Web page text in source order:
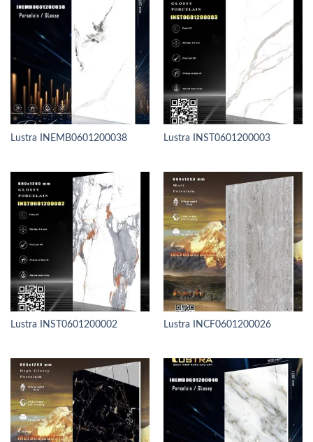
Lustra INEMB0601200038 Lustra INST0601200003
Lustra INST0601200002 Lustra INCF0601200026